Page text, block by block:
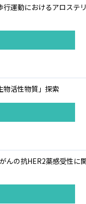
運動におけるアロステ
物活性物質」探索
んの抗HER2薬感受性に